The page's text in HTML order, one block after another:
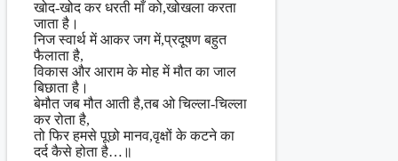
खोद-खोद कर धरती माँ को,खोखला करता
जाता है।
निज स्वार्थ में आकर जग में,प्रदूषण बहुत
फैलाता है,
विकास और आराम के मोह में मौत का जाल
बिछाता है।
बेमौत जब मौत आती है,तब ओ चिल्ला-चिल्ला
कर रोता है,
तो फिर हमसे पूछो मानव,वृक्षों के कटने का
दर्द कैसे होता है…॥